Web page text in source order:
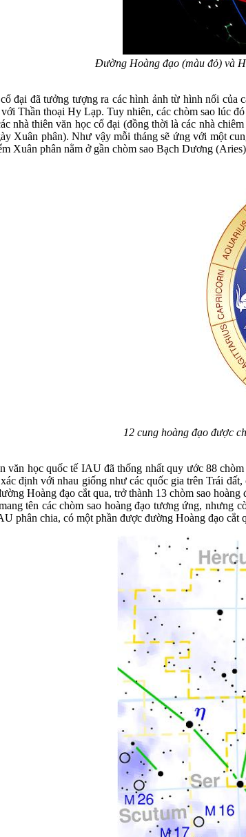
Đường Hoàng đạo (màu đỏ) và
đại đã tưởng tượng ra các hình ảnh từ hình nối
Thần thoại Hy Lạp. Tuy nhiên, các chòm sao lúc
nhà thiên văn học cổ đại (đồng thời là các nhà
Xuân phân). Như vậy mỗi tháng sẽ ứng với một
Xuân phân nằm ở gần chòm sao Bạch Dương
12 cung hoàng đạo được
học quốc tế IAU đã thống nhất quy ước 88
định với nhau giống như các quốc gia trên Trái
Hoàng đạo cắt qua, trở thành 13 chòm sao hoàng
tên các chòm sao hoàng đạo tương ứng,
phân chia, có một phần được đường Hoàng đạo